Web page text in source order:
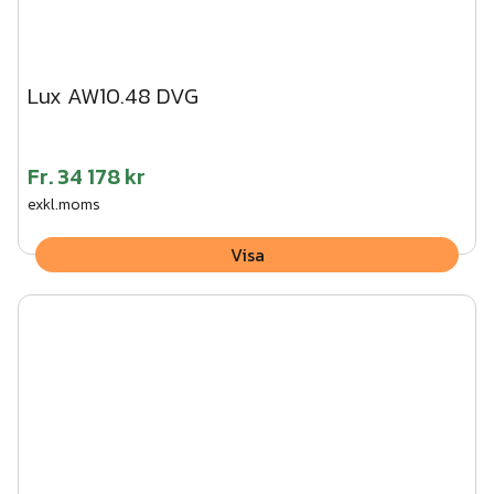
Lux AW10.48 DVG
Fr.34 178 kr
exkl.moms
Visa